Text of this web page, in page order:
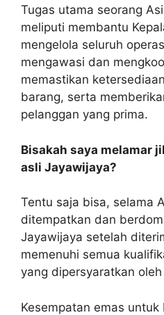
Tugas utama seorang
meliputi membantu
mengelola seluruh
mengawasi dan
memastikan
barang, serta
pelanggan yang prima.
Bisakah saya melamar
asli Jayawijaya?
Tentu saja bisa, selama
ditempatkan dan
Jayawijaya setelah
memenuhi semua
yang dipersyaratkan
Kesempatan emas